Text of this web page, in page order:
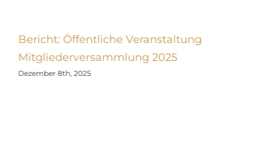
Bericht: Öffentliche Veranstaltung
Mitgliederversammlung 2025
Dezember 8th, 2025